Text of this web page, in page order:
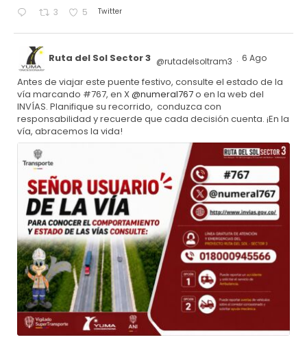
3 5 Twitter
Ruta del Sol Sector 3 @rutadelsoltram3 · 6 Ago
Antes de viajar este puente festivo, consulte el estado de la
vía marcando #767, en X@numeral767o en la web del
INVÍAS. Planifique su recorrido, conduzca con
responsabilidad y recuerde que cada decisión cuenta. ¡En la
vía, abracemos la vida!